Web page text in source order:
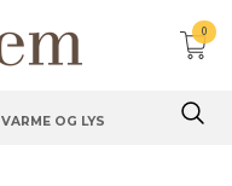
0
VARME OG LYS